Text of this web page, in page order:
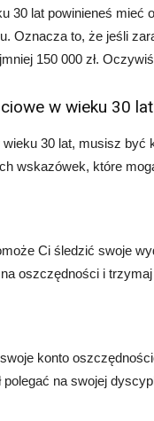
30 lat powinieneś
Oznacza to, że jeśli
150 000 zł.
w wieku 30
30 lat, musisz być
wskazówek, które
Ci śledzić swoje
oszczędności i
konto
na swojej